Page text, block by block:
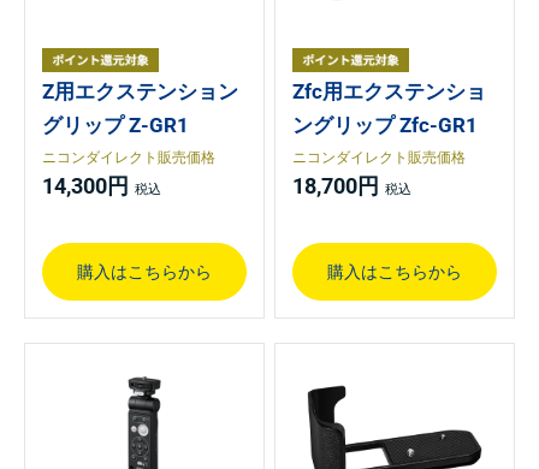
Z用エクステンション
グリップ Z-GR1
ニコンダイレクト販売価格
14,300円
購入はこちらから
Zfc用エクステンショ
ングリップ Zfc-GR1
ニコンダイレクト販売価格
18,700円
購入はこちらから